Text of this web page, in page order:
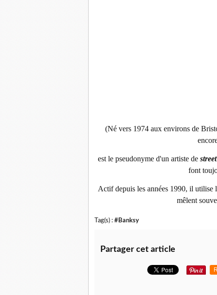
(Né vers 1974 aux environs de
est le pseudonyme d'un artiste de
font
Actif depuis les années 1990, il utilise
mêlent
Tag(s) : #Banksy
Partager cet article